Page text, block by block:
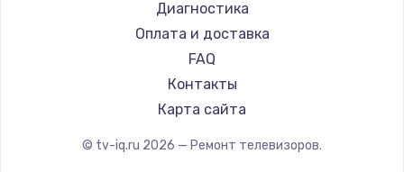
Замена видеокарты
1600 руб.
Заказать
Ремонт разъема питания
880 руб.
Hyundai
Doffler
Hiper
Grundig
HITACHI
Диагностика
Оплата и доставка
FAQ
Контакты
Карта сайта
© tv-iq.ru 2026 — Ремонт телевизоров.